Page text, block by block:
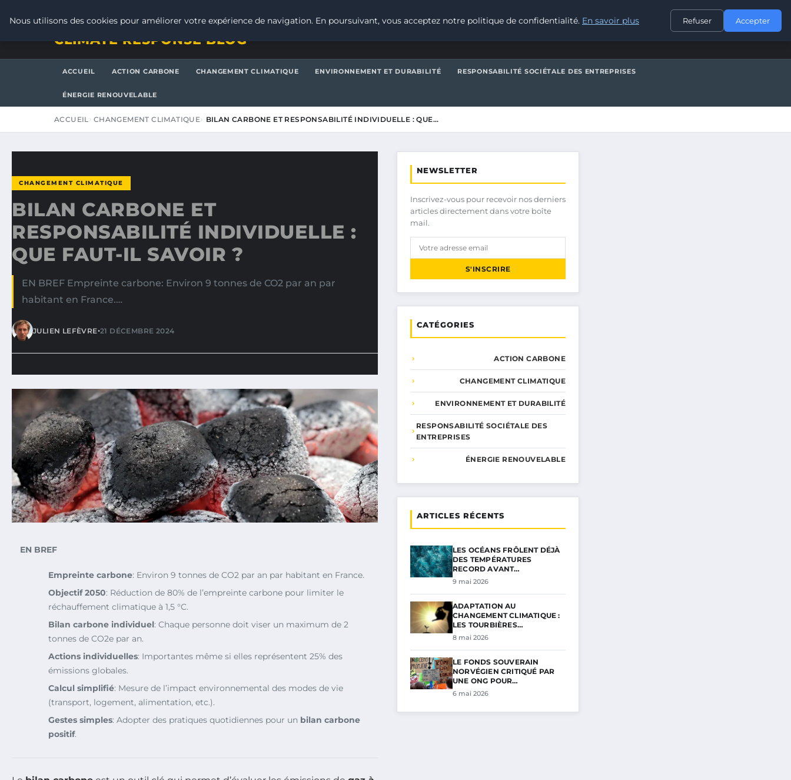
CONTACT
CLIMATE RESPONSE BLOG
ACCUEIL ACTION CARBONE CHANGEMENT CLIMATIQUE ENVIRONNEMENT ET DURABILITÉ RESPONSABILITÉ SOCIÉTALE DES ENTREPRISES
ÉNERGIE RENOUVELABLE
ACCUEIL CHANGEMENT CLIMATIQUE BILAN CARBONE ET RESPONSABILITÉ INDIVIDUELLE : QUE…
CHANGEMENT CLIMATIQUE
BILAN CARBONE ET
RESPONSABILITÉ INDIVIDUELLE :
QUE FAUT-IL SAVOIR ?
EN BREF Empreinte carbone: Environ 9 tonnes de CO2 par an par
habitant en France.…
JULIEN LEFÈVRE•21 DÉCEMBRE 2024
EN BREF
Empreinte carbone: Environ 9 tonnes de CO2 par an par habitant en France.
Objectif 2050: Réduction de 80% de l’empreinte carbone pour limiter le
réchauffement climatique à 1,5 °C.
Bilan carbone individuel: Chaque personne doit viser un maximum de 2
tonnes de CO2e par an.
Actions individuelles: Importantes même si elles représentent 25% des
émissions globales.
Calcul simplifié: Mesure de l’impact environnemental des modes de vie
(transport, logement, alimentation, etc.).
Gestes simples: Adopter des pratiques quotidiennes pour un bilan carbone
positif.
NEWSLETTER
Inscrivez-vous pour recevoir nos derniers
articles directement dans votre boîte
mail.
S'INSCRIRE
CATÉGORIES
ACTION CARBONE
CHANGEMENT CLIMATIQUE
ENVIRONNEMENT ET DURABILITÉ
RESPONSABILITÉ SOCIÉTALE DES
ENTREPRISES
ÉNERGIE RENOUVELABLE
ARTICLES RÉCENTS
LES OCÉANS FRÔLENT DÉJÀ
DES TEMPÉRATURES
RECORD AVANT…
9 mai 2026
ADAPTATION AU
CHANGEMENT CLIMATIQUE :
LES TOURBIÈRES…
8 mai 2026
LE FONDS SOUVERAIN
NORVÉGIEN CRITIQUÉ PAR
UNE ONG POUR…
6 mai 2026
Nous utilisons des cookies pour améliorer votre expérience de navigation. En poursuivant, vous acceptez notre politique de confidentialité. En savoir plus Refuser Accepter